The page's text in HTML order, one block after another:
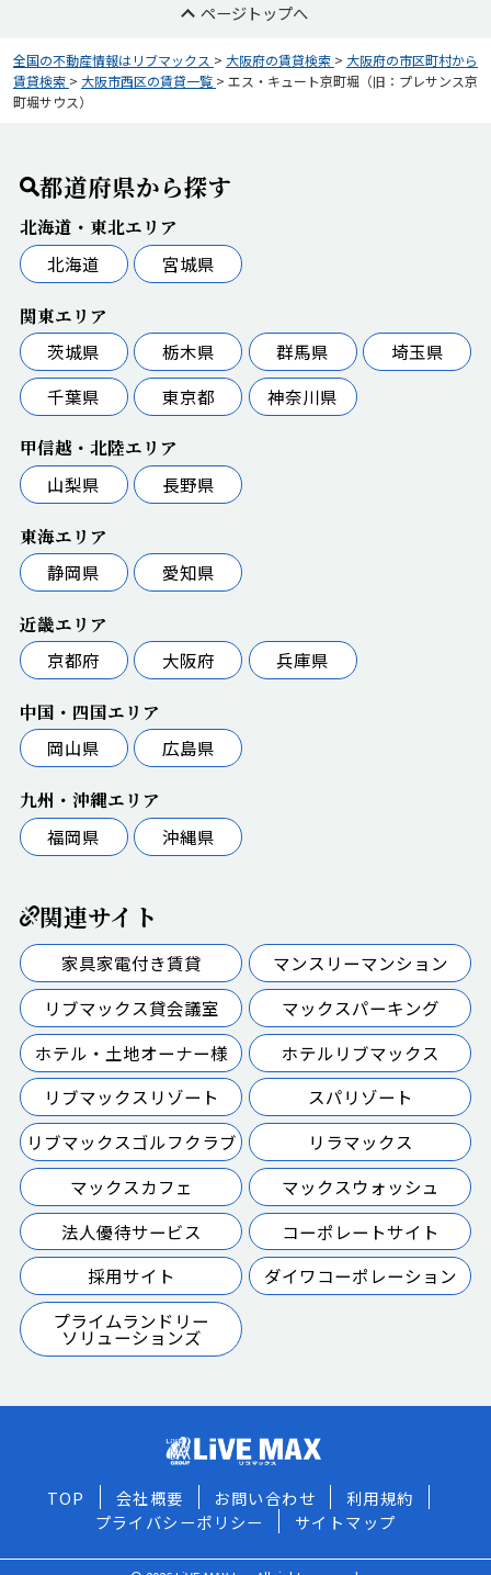
ページトップへ
全国の不動産情報はリブマックス > 大阪府の賃貸検索 > 大阪府の市区町村から
賃貸検索 > 大阪市西区の賃貸一覧 > エス・キュート京町堀（旧：プレサンス京
町堀サウス）
都道府県から探す
北海道・東北エリア
北海道
宮城県
関東エリア
茨城県
栃木県 群馬県
埼玉県
千葉県
東京都 神奈川県
甲信越・北陸エリア
山梨県
長野県
東海エリア
静岡県
愛知県
近畿エリア
京都府
大阪府 兵庫県
中国・四国エリア
岡山県
広島県
九州・沖縄エリア
福岡県
沖縄県
関連サイト
家具家電付き賃貸
マンスリーマンション
リブマックス貸会議室
マックスパーキング
ホテル・土地オーナー様
ホテルリブマックス
リブマックスリゾート
スパリゾート
リブマックスゴルフクラブ
リラマックス
マックスカフェ
マックスウォッシュ
法人優待サービス
コーポレートサイト
採用サイト
ダイワコーポレーション
プライムランドリー
ソリューションズ
TOP 会社概要 お問い合わせ
利用規約
プライバシーポリシー
サイトマップ